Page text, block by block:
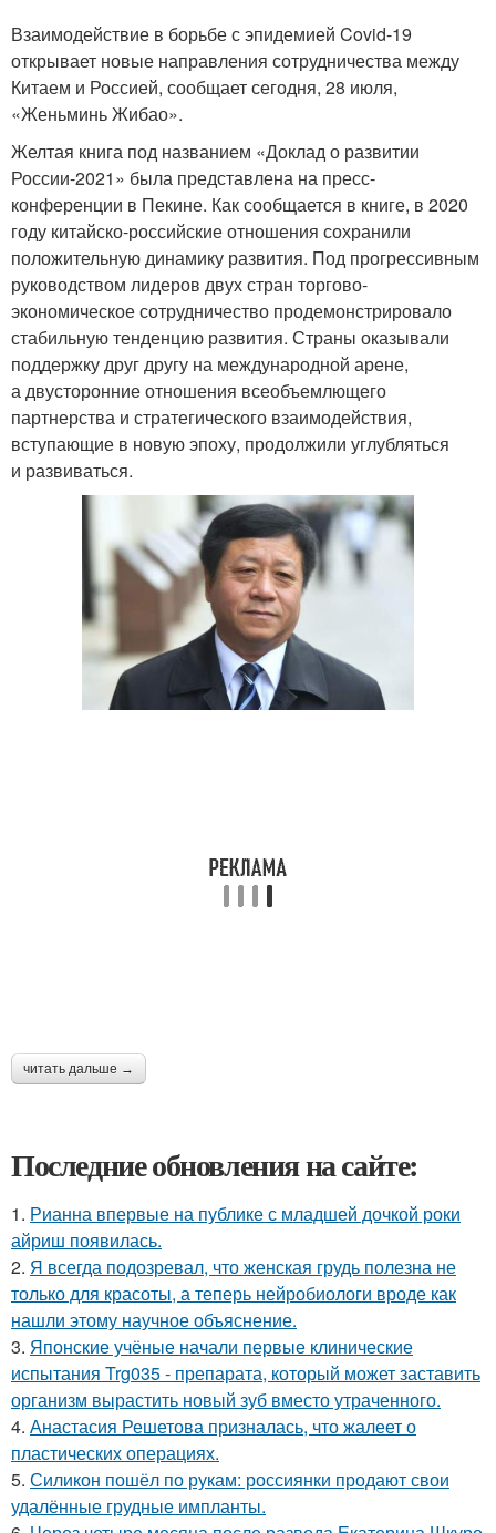
Взаимодействие в борьбе с эпидемией Covid-19
открывает новые направления сотрудничества между
Китаем и Россией, сообщает сегодня, 28 июля,
«Женьминь Жибао».
Желтая книга под названием «Доклад о развитии
России-2021» была представлена на пресс-
конференции в Пекине. Как сообщается в книге, в 2020
году китайско-российские отношения сохранили
положительную динамику развития. Под прогрессивным
руководством лидеров двух стран торгово-
экономическое сотрудничество продемонстрировало
стабильную тенденцию развития. Страны оказывали
поддержку друг другу на международной арене,
а двусторонние отношения всеобъемлющего
партнерства и стратегического взаимодействия,
вступающие в новую эпоху, продолжили углубляться
и развиваться.
читать дальше →
Последние обновления на сайте:
1. Рианна впервые на публике с младшей дочкой роки
айриш появилась.
2. Я всегда подозревал, что женская грудь полезна не
только для красоты, а теперь нейробиологи вроде как
нашли этому научное объяснение.
3. Японские учёные начали первые клинические
испытания Trg035 - препарата, который может заставить
организм вырастить новый зуб вместо утраченного.
4. Анастасия Решетова призналась, что жалеет о
пластических операциях.
5. Силикон пошёл по рукам: россиянки продают свои
удалённые грудные импланты.